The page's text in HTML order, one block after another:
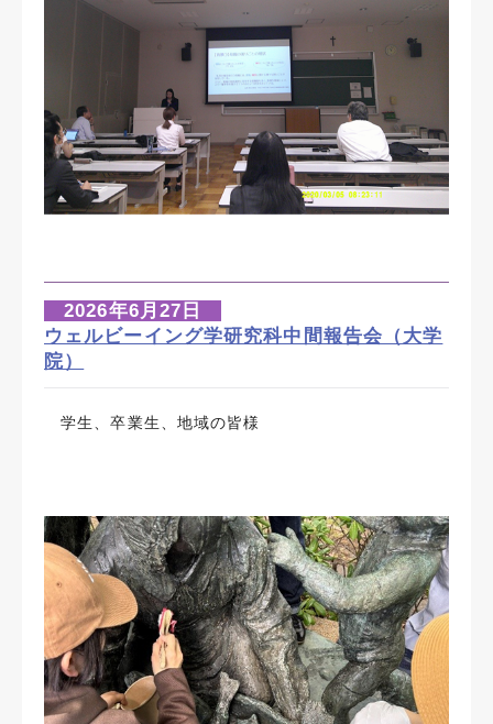
2026年6月27日
ウェルビーイング学研究科中間報告会（大学
院）
学生、卒業生、地域の皆様